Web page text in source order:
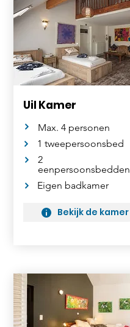
Uil Kamer
Max. 4 personen
1 tweepersoonsbed
2
eenpersoonsbedden
Eigen badkamer
Bekijk de kamer